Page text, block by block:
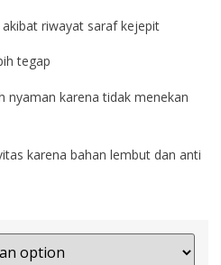
riwayat saraf kejepit
tegap
nyaman karena tidak menekan
karena bahan lembut dan anti